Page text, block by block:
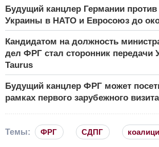
Будущий канцлер Германии против
Украины в НАТО и Евросоюз до
Кандидатом на должность
дел ФРГ стал сторонник передачи
Taurus
Будущий канцлер ФРГ может
рамках первого зарубежного
Темы: ФРГ СДПГ